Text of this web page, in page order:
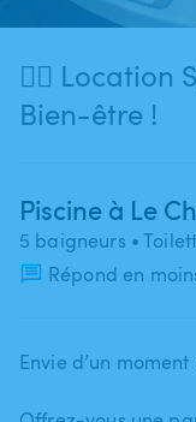
🧖‍♀️ Location
Bien-être !
Piscine à Le
5 baigneurs •
Répond en
Envie d’un